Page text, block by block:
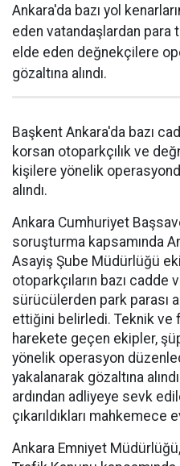
Ankara'da bazı yol
eden vatandaşlardan para
elde eden değnekçilere
gözaltına alındı.
Başkent Ankara'da bazı
korsan otoparkçılık ve
kişilere yönelik
alındı.
Ankara Cumhuriyet
soruşturma kapsamında
Asayiş Şube Müdürlüğü
otoparkçıların bazı
sürücülerden park parası
ettiğini belirledi. Teknik ve
harekete geçen ekipler,
yönelik operasyon
yakalanarak gözaltına
ardından adliyeye sevk
çıkarıldıkları mahkemece
Ankara Emniyet Müdürlüğü,